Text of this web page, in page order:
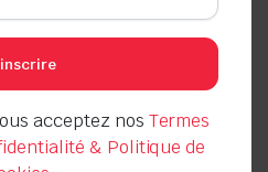
Assortiment de douilles
Impact 1/2” 6 pans courtes
Seller:
acceptez nos Termes
& Politique de